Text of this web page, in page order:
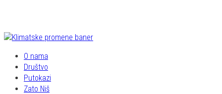
O nama
Društvo
Putokazi
Zato Niš